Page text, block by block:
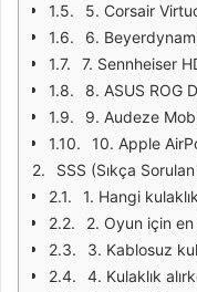
5. Corsair
6.
7. Sennheiser
8. ASUS ROG
9. Audeze
10. Apple
SSS (Sıkça
1. Hangi
2. Oyun için
3. Kablosuz
4. Kulaklık